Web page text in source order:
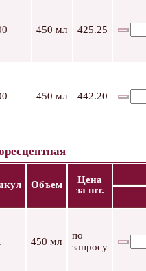
450 мл 425.25
450 мл 442.20
Объем
Цена
за шт.
450 мл
по
запросу